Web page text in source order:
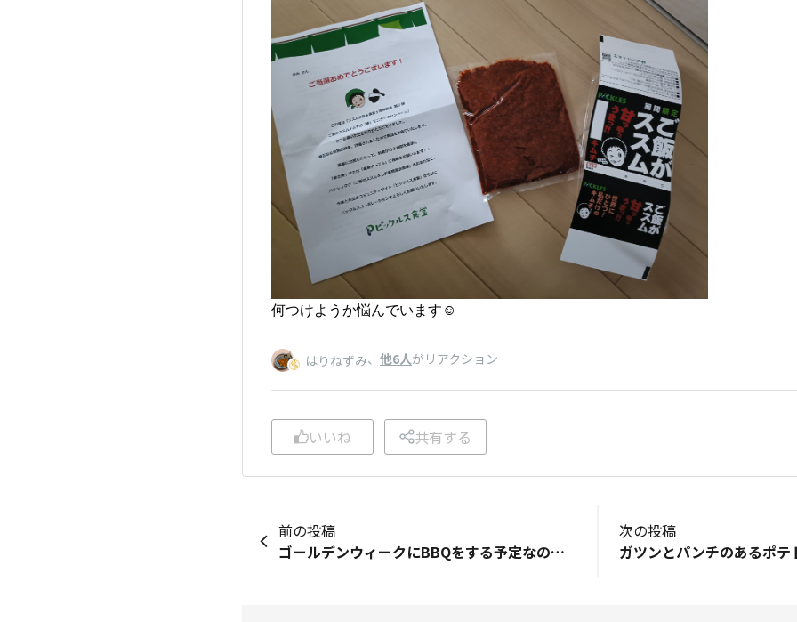
何つけようか悩んでいます☺️
はりねずみ、 他6人がリアクション
いいね 共有する
前の投稿
ゴールデンウィークにBBQをする予定なので、マシュマロやフルーツを焼いて食べてみたいです☺️(おやつじゃないけどBBQにキムチももちろん食べます！)あと最近暑くなってきたので、そろそろアイスも食べたいです🍨✨
次の投稿